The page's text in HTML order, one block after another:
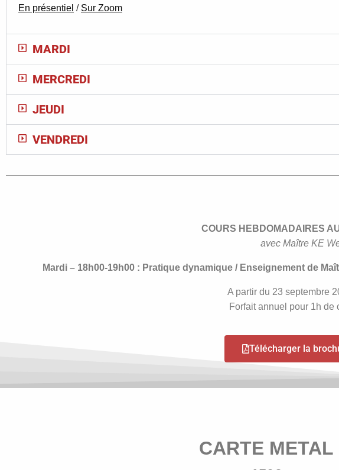
En présentiel / Sur Zoom
MARDI
MERCREDI
JEUDI
VENDREDI
COURS HEBDOMADAIRES
avec Maître KE
Mardi – 18h00-19h00 : Pratique dynamique / Enseignement de
A partir du 23 septembre
Forfait annuel pour 1h de
Télécharger la
CARTE METAL